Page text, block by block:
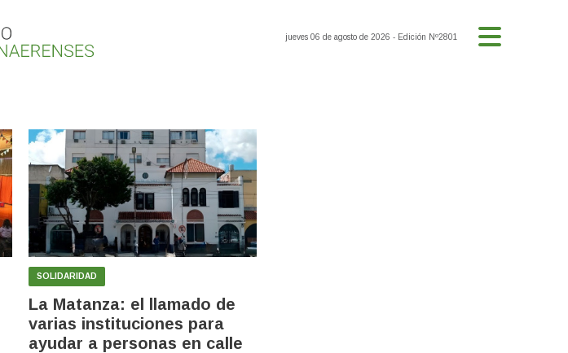
jueves 06 de agosto de 2026 - Edición Nº2801
SOLIDARIDAD
La Matanza: el llamado de
varias instituciones para
ayudar a personas en calle